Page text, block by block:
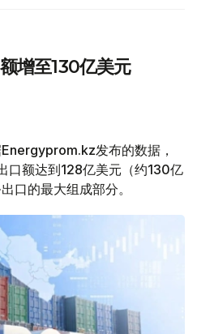
增至130亿美元
Energyprom.kz发布的数据，
口额达到128亿美元（约130亿
口的最大组成部分。